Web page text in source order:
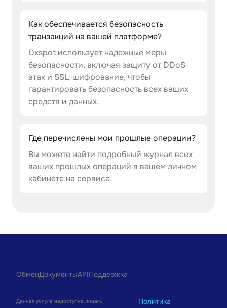
Как обеспечивается безопасность
транзакций на вашей платформе?
Dxspot использует надежные меры
безопасности, включая защиту от DDoS-
атак и SSL-шифрование, чтобы
гарантировать безопасность всех ваших
средств и данных.
Где перечислены мои прошлые операции?
Вы можете найти подробный журнал всех
ваших прошлых операций в вашем личном
кабинете на сервисе.
ОбменДокументыAPIПоддержка
Данная услуга недоступна лицам,
Политика